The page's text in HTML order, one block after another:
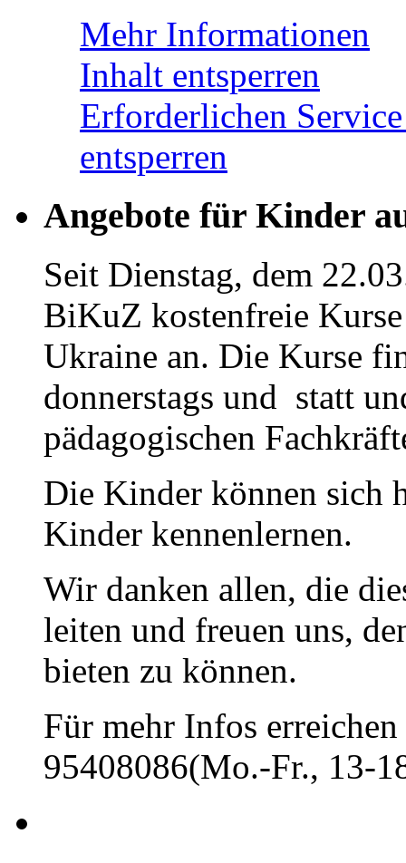
Mehr Informationen
Inhalt entsperren
Erforderlichen
entsperren
Angebote für Kinder
Seit Dienstag, dem
BiKuZ kostenfreie
Ukraine an. Die Kurse
donnerstags und statt
pädagogischen
Die Kinder können sich
Kinder kennenlernen.
Wir danken allen, die
leiten und freuen uns,
bieten zu können.
Für mehr Infos
95408086(Mo.-Fr., 13-